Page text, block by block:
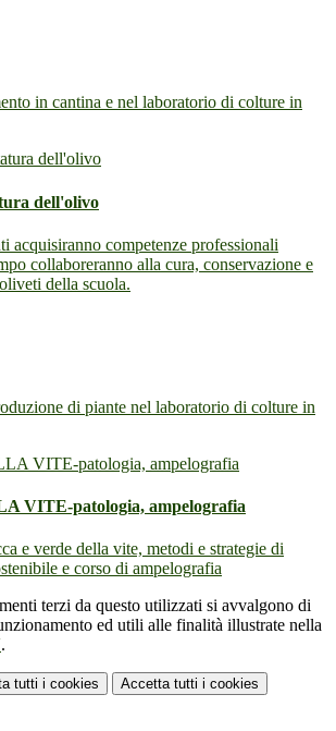
in cantina e nel laboratorio di colture in
dell'olivo
acquisiranno competenze professionali
collaboreranno alla cura, conservazione e
della scuola.
di piante nel laboratorio di colture in
VITE-patologia, ampelografia
e verde della vite, metodi e strategie di
e corso di ampelografia
terzi da questo utilizzati si avvalgono di
ed utili alle finalità illustrate nella
.
tutti i cookies Accetta tutti i cookies